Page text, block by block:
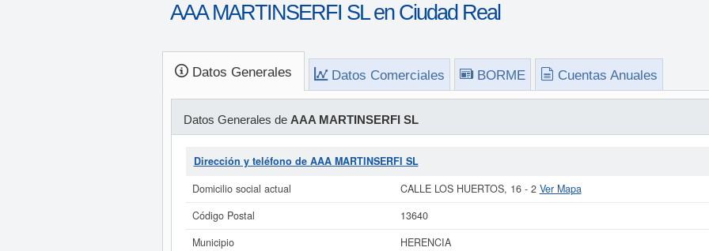
AAA MARTINSERFI SL en Ciudad Real
Datos Generales Datos Comerciales BORME Cuentas Anuales
Datos Generales de AAA MARTINSERFI SL
Dirección y teléfono de AAA MARTINSERFI SL
Domicilio social actual
CALLE LOS HUERTOS, 16 - 2 Ver Mapa
Código Postal
13640
Municipio
HERENCIA